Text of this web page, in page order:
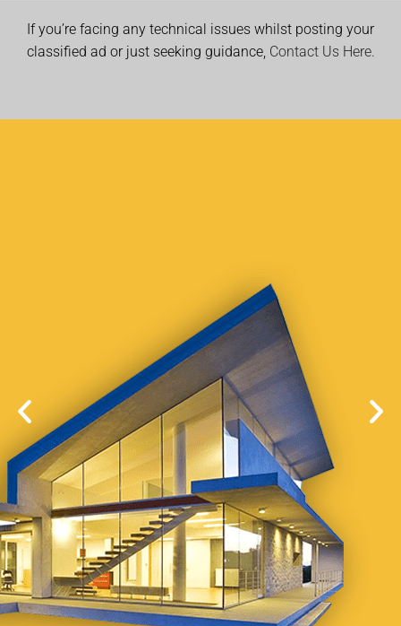
If you’re facing any technical issues whilst posting your
classified ad or just seeking guidance, Contact Us Here.